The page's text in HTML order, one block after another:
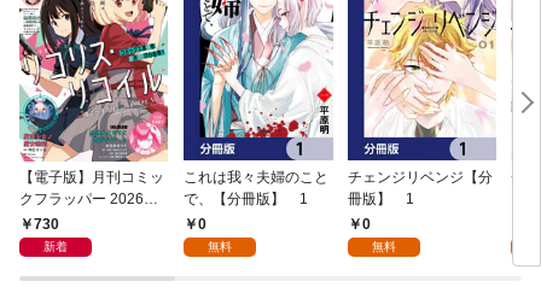
【電子版】月刊コミッ
クフラッパー 2026年9
月号730
新着
これは我々夫婦のこと
で、【分冊版】 1
0
無料
チェンジリベンジ【分
冊版】 1
0
無料
チ